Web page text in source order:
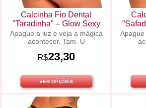
Calcinha Fio Dental
"Taradinha" – Glow Sexy
Apague a luz e veja a mágica
acontecer. Tam. U
R$23,30
VER OPÇÕES